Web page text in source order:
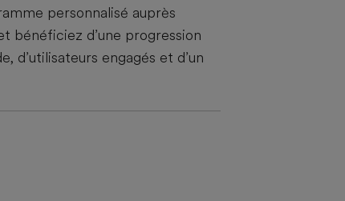
personnalisé auprès
bénéficiez d’une progression
d’utilisateurs engagés et d’un